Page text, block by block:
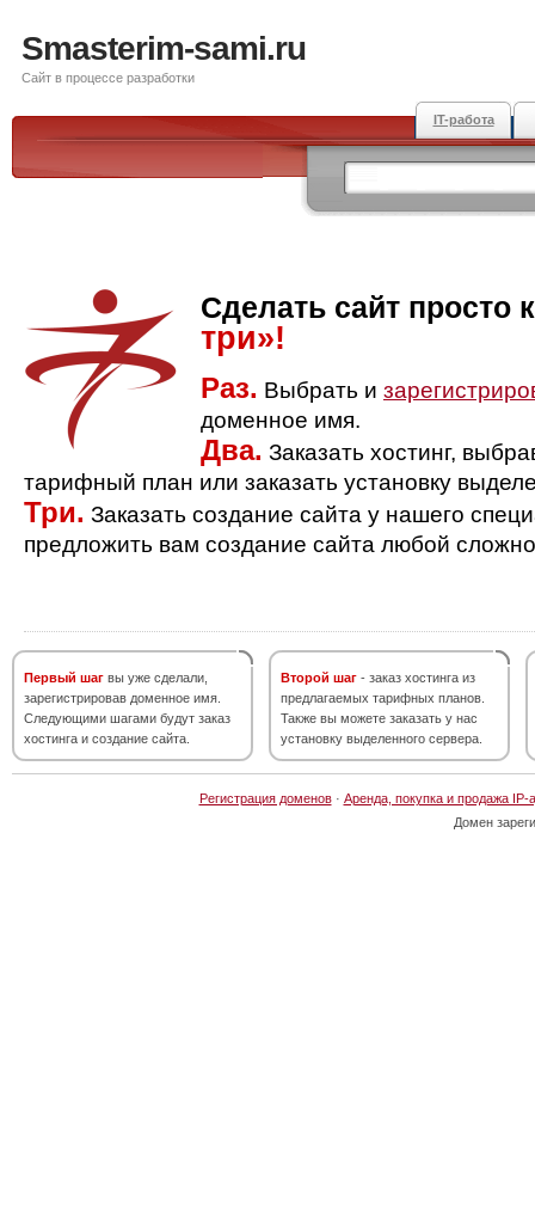
Smasterim-sami.ru
Сайт в процессе разработки
IT-работа
Сделать сайт просто
три»!
Раз. Выбрать и
доменное имя.
Два. Заказать хостинг,
тарифный план или заказать установку
Три. Заказать создание сайта у нашего
предложить вам создание сайта любой
Первый шаг вы уже сделали,
зарегистрировав доменное имя.
Следующими шагами будут заказ
хостинга и создание сайта.
Второй шаг - заказ хостинга из
предлагаемых тарифных планов.
Также вы можете заказать у нас
установку выделенного сервера.
Регистрация доменов· Аренда, покупка и продажа IP-
Домен